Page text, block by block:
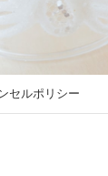
セルポリシー